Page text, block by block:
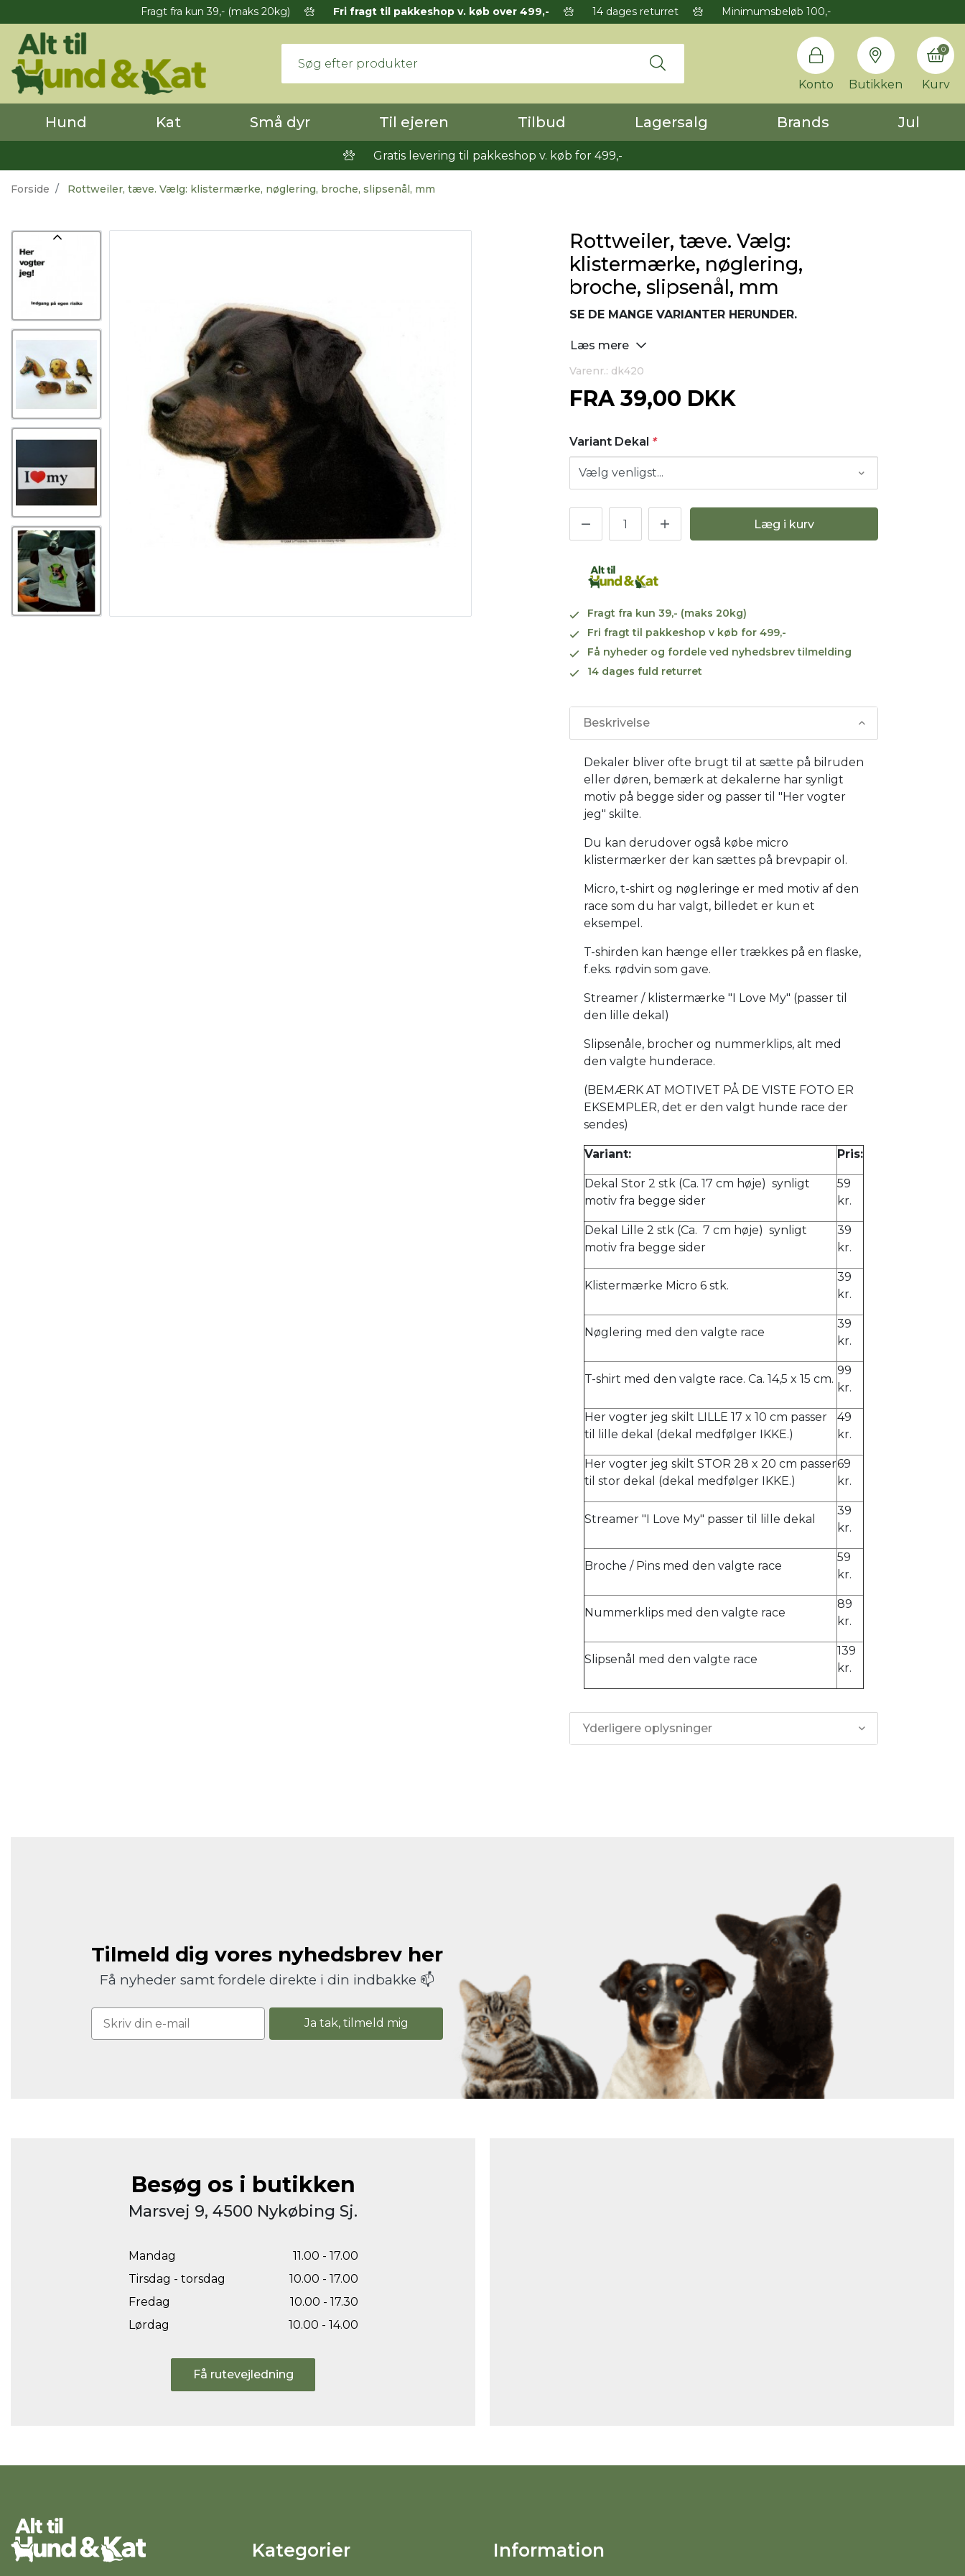
Fragt fra kun 39,- (maks 20kg) Fri fragt til pakkeshop v. køb over 499,- 14 dages returret Minimumsbeløb 100,-
Konto Butikken Kurv
0
Hund Kat Små dyr Til ejeren Tilbud Lagersalg Brands Jul
Gratis levering til pakkeshop v. køb for 499,-
Forside Rottweiler, tæve. Vælg: klistermærke, nøglering, broche, slipsenål, mm
Rottweiler, tæve. Vælg:
klistermærke, nøglering,
broche, slipsenål, mm
SE DE MANGE VARIANTER HERUNDER.
Læs mere
Varenr.: dk420
FRA 39,00 DKK
Variant Dekal *
Læg i kurv
Fragt fra kun 39,- (maks 20kg)
Fri fragt til pakkeshop v køb for 499,-
Få nyheder og fordele ved nyhedsbrev tilmelding
14 dages fuld returret
Beskrivelse
Dekaler bliver ofte brugt til at sætte på bilruden
eller døren, bemærk at dekalerne har synligt
motiv på begge sider og passer til "Her vogter
jeg" skilte.
Du kan derudover også købe micro
klistermærker der kan sættes på brevpapir ol.
Micro, t-shirt og nøgleringe er med motiv af den
race som du har valgt, billedet er kun et
eksempel.
T-shirden kan hænge eller trækkes på en flaske,
f.eks. rødvin som gave.
Streamer / klistermærke "I Love My" (passer til
den lille dekal)
Slipsenåle, brocher og nummerklips, alt med
den valgte hunderace.
(BEMÆRK AT MOTIVET PÅ DE VISTE FOTO ER
EKSEMPLER, det er den valgt hunde race der
sendes)
Variant: Pris:
Dekal Stor 2 stk (Ca. 17 cm høje) synligt
motiv fra begge sider
59
kr.
Dekal Lille 2 stk (Ca. 7 cm høje) synligt
motiv fra begge sider
39
kr.
Klistermærke Micro 6 stk.
39
kr.
Nøglering med den valgte race
39
kr.
T-shirt med den valgte race. Ca. 14,5 x 15 cm.
99
kr.
Her vogter jeg skilt LILLE 17 x 10 cm passer
til lille dekal (dekal medfølger IKKE.)
49
kr.
Her vogter jeg skilt STOR 28 x 20 cm passer
til stor dekal (dekal medfølger IKKE.)
69
kr.
Streamer "I Love My" passer til lille dekal
39
kr.
Broche / Pins med den valgte race
59
kr.
Nummerklips med den valgte race
89
kr.
Slipsenål med den valgte race
139
kr.
Yderligere oplysninger
Tilmeld dig vores nyhedsbrev her
Få nyheder samt fordele direkte i din indbakke 📫
Ja tak, tilmeld mig
Besøg os i butikken
Marsvej 9, 4500 Nykøbing Sj.
Mandag
11.00 - 17.00
Tirsdag - torsdag
10.00 - 17.00
Fredag
10.00 - 17.30
Lørdag
10.00 - 14.00
Få rutevejledning
Kategorier Information